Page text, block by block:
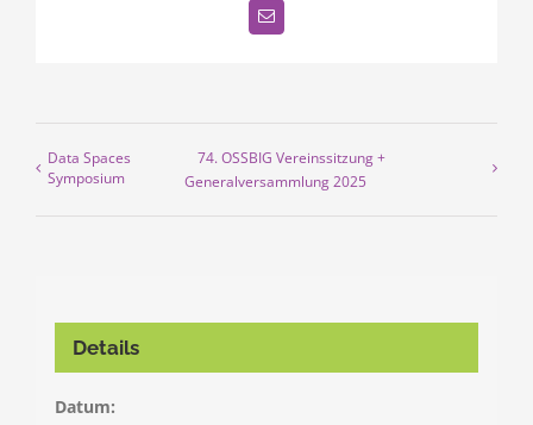
E-
Mail
Data Spaces
Symposium
74. OSSBIG Vereinssitzung +
Generalversammlung 2025
Details
Datum: